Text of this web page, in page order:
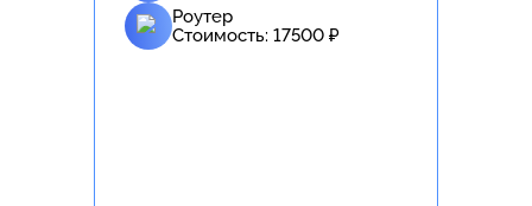
Роутер
Стоимость: 17500 ₽